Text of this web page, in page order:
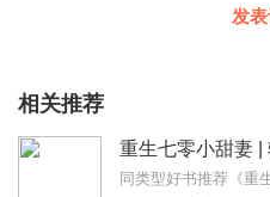
发
相关推荐